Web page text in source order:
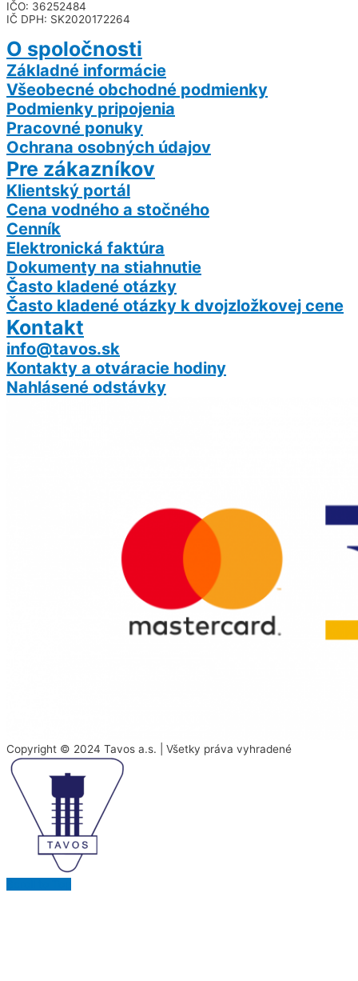
IČO: 36252484
IČ DPH: SK2020172264
O spoločnosti
Základné informácie
Všeobecné obchodné podmienky
Podmienky pripojenia
Pracovné ponuky
Ochrana osobných údajov
Pre zákazníkov
Klientský portál
Cena vodného a stočného
Cenník
Elektronická faktúra
Dokumenty na stiahnutie
Často kladené otázky
Často kladené otázky k dvojzložkovej cene
Kontakt
info@tavos.sk
Kontakty a otváracie hodiny
Nahlásené odstávky
Copyright © 2024 Tavos a.s. | Všetky práva vyhradené